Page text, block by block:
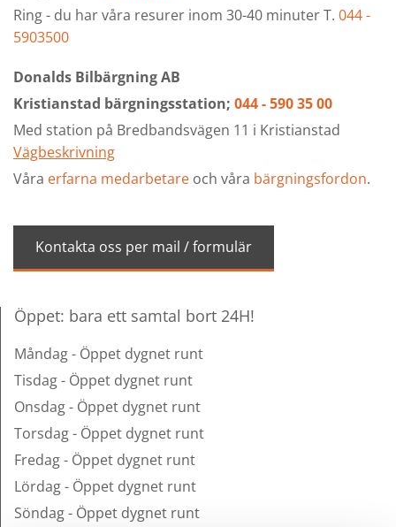
Ring - du har våra resurer inom 30-40 minuter T. 044 -
5903500
Donalds Bilbärgning AB
Kristianstad bärgningsstation; 044 - 590 35 00
Med station på Bredbandsvägen 11 i Kristianstad
Vägbeskrivning
Våra erfarna medarbetare och våra bärgningsfordon.
Kontakta oss per mail / formulär
Öppet: bara ett samtal bort 24H!
Måndag - Öppet dygnet runt
Tisdag - Öppet dygnet runt
Onsdag - Öppet dygnet runt
Torsdag - Öppet dygnet runt
Fredag - Öppet dygnet runt
Lördag - Öppet dygnet runt
Söndag - Öppet dygnet runt